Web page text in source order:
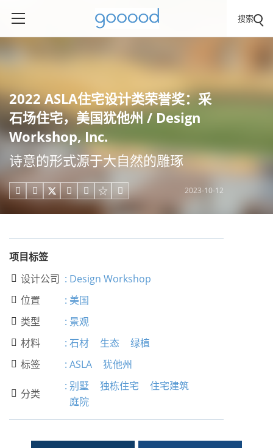
搜索
2022 ASLA住宅设计类荣誉奖：采
石场住宅，美国犹他州 / Design
Workshop, Inc.
诗意的形式源于大自然的雕琢
     2023-10-12
项目标签
 设计公司 : Design Workshop
 位置 : 美国
 类型 : 景观
 材料 : 石材 生态 绿植
 标签 : ASLA 犹他州
 分类
: 别墅 独栋住宅
住宅建筑
庭院